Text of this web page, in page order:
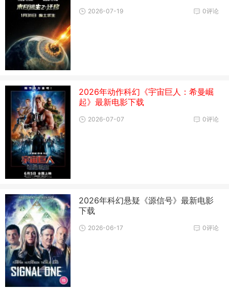
0评论
2026-07-19
2026年动作科幻《宇宙巨人：希曼崛
起》最新电影下载
0评论
2026-07-07
2026年科幻悬疑《源信号》最新电影
下载
0评论
2026-06-17